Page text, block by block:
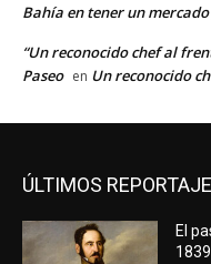
Bahía en tener un
“Un reconocido chef al
Paseo en Un reconocido
ÚLTIMOS
El
1839